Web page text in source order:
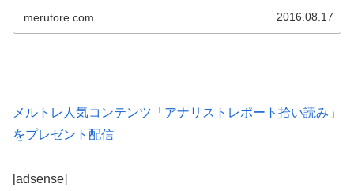
merutore.com 2016.08.17
メルトレ人気コンテンツ「アナリストレポート拾い読み」
をプレゼント配信
[adsense]